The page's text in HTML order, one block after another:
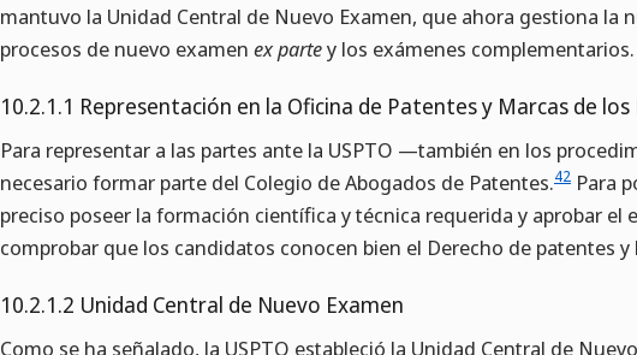
mantuvo la Unidad Central de Nuevo Examen, que ahora gestiona la
procesos de nuevo examen ex partey los exámenes complementarios.
10.2.1.1 Representación en la Oficina de Patentes y Marcas de
Para representar a las partes ante la USPTO —también en los
necesario formar parte del Colegio de Abogados de Patentes.42 Para
preciso poseer la formación científica y técnica requerida y aprobar el
comprobar que los candidatos conocen bien el Derecho de patentes
10.2.1.2 Unidad Central de Nuevo Examen
Como se ha señalado, la USPTO estableció la Unidad Central de